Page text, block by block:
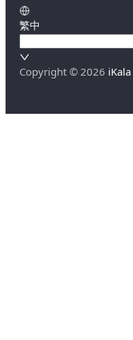
繁中
Copyright © 2026 iKala